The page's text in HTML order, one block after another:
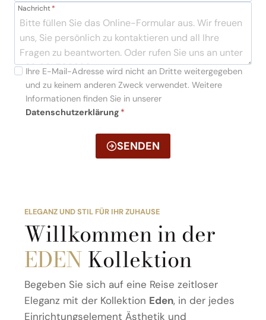
Nachricht*
Ihre E-Mail-Adresse wird nicht an Dritte weitergegeben
und zu keinem anderen Zweck verwendet. Weitere
Informationen finden Sie in unserer
Datenschutzerklärung *
SENDEN
ELEGANZ UND STIL FÜR IHR ZUHAUSE
Willkommen in der
EDEN Kollektion
Begeben Sie sich auf eine Reise zeitloser
Eleganz mit der Kollektion Eden, in der jedes
Einrichtungselement Ästhetik und